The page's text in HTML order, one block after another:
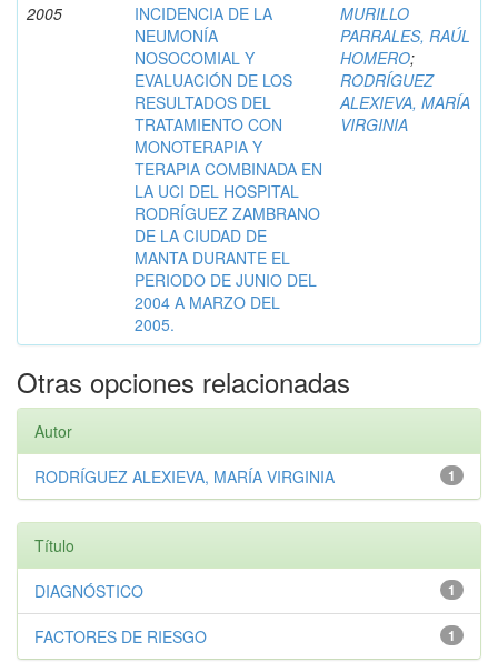
2005
INCIDENCIA DE LA
NEUMONÍA
NOSOCOMIAL Y
EVALUACIÓN DE LOS
RESULTADOS DEL
TRATAMIENTO CON
MONOTERAPIA Y
TERAPIA COMBINADA EN
LA UCI DEL HOSPITAL
RODRÍGUEZ ZAMBRANO
DE LA CIUDAD DE
MANTA DURANTE EL
PERIODO DE JUNIO DEL
2004 A MARZO DEL
2005.
MURILLO
PARRALES, RAÚL
HOMERO;
RODRÍGUEZ
ALEXIEVA, MARÍA
VIRGINIA
Otras opciones relacionadas
Autor
1
RODRÍGUEZ ALEXIEVA, MARÍA VIRGINIA
Título
1
DIAGNÓSTICO
1
FACTORES DE RIESGO